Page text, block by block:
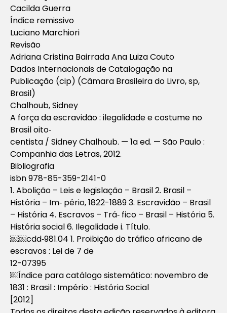
Cacilda Guerra
Índice remissivo
Luciano Marchiori
Revisão
Adriana Cristina Bairrada Ana Luiza Couto
Dados Internacionais de Catalogação na
Publicação (cip) (Câmara Brasileira do Livro, sp,
Brasil)
Chalhoub, Sidney
A força da escravidão : ilegalidade e costume no
Brasil oito‐
centista / Sidney Chalhoub. — 1a ed. — São Paulo :
Companhia das Letras, 2012.
Bibliografia
isbn 978-85-359-2141-0
1. Abolição – Leis e legislação – Brasil 2. Brasil –
História – Im‐ pério, 1822-1889 3. Escravidão – Brasil
– História 4. Escravos – Trá‐ fico – Brasil – História 5.
História social 6. Ilegalidade i. Título.
￼￼cdd‐981.04 1. Proibição do tráfico africano de
escravos : Lei de 7 de
12-07395
￼Índice para catálogo sistemático: novembro de
1831 : Brasil : Império : História Social
[2012]